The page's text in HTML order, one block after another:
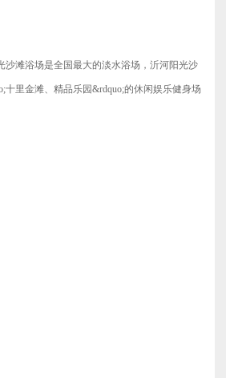
沙滩浴场是全国最大的淡水浴场，沂河阳光沙
里金滩、精品乐园&rdquo;的休闲娱乐健身场